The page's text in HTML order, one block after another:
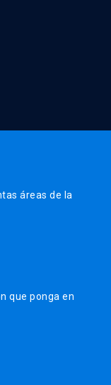
áreas de la
que ponga en